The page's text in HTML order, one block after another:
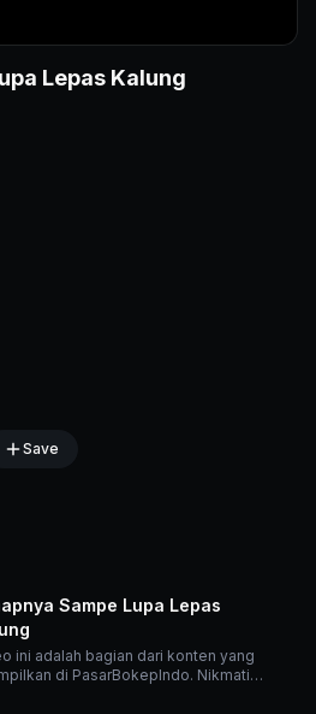
Lepas Kalung
Save
Sampe Lupa Lepas
ini adalah bagian dari konten yang
di PasarBokepIndo. Nikmati